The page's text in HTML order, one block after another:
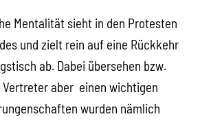
Mentalität sieht in den Protesten
und zielt rein auf eine Rückkehr
ab. Dabei übersehen bzw.
aber einen wichtigen
wurden nämlich